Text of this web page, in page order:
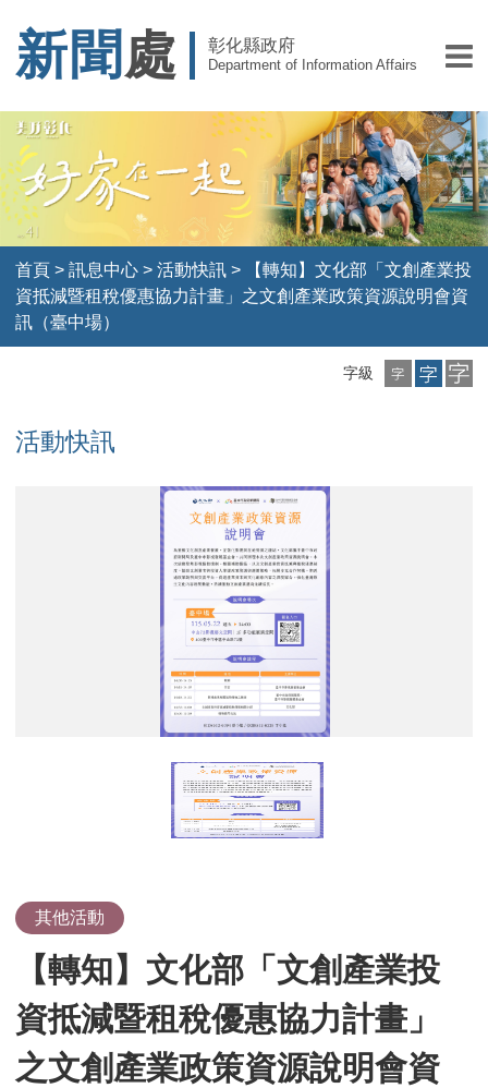
新聞 處 彰化縣政府
Department of Information Affairs
首頁 >訊息中心 >活動快訊 >
【轉知】文化部「文創產業投
資抵減暨租稅優惠協力計畫」之文創產業政策資源說明會資
訊（臺中場）
字級
小
字
中
字
大
字
活動快訊
優
計
畫」
之
其他活動
【轉知】文化部「文創產業投
資抵減暨租稅優惠協力計畫」
之文創產業政策資源說明會資